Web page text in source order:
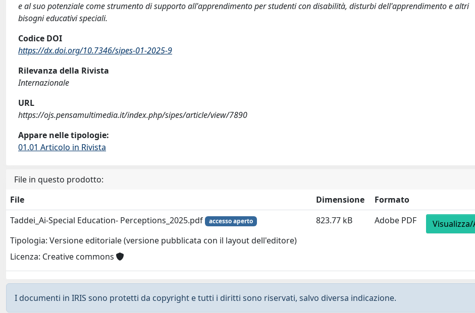
e al suo potenziale come strumento di supporto all'apprendimento per studenti con disabilità, disturbi dell'apprendimento e altri
bisogni educativi speciali.
Codice DOI
https://dx.doi.org/10.7346/sipes‐01‐2025‐9
Rilevanza della Rivista
Internazionale
URL
https://ojs.pensamultimedia.it/index.php/sipes/article/view/7890
Appare nelle tipologie:
01.01 Articolo in Rivista
File in questo prodotto:
File
Dimensione
Formato
Taddei_Ai-Special Education- Perceptions_2025.pdf
accesso aperto
Tipologia: Versione editoriale (versione pubblicata con il layout dell'editore)
Licenza: Creative commons
823.77 kB Adobe PDF
I documenti in IRIS sono protetti da copyright e tutti i diritti sono riservati, salvo diversa indicazione.